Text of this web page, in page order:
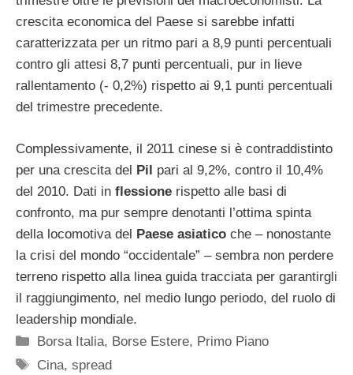
crescita economica del Paese si sarebbe infatti
caratterizzata per un ritmo pari a 8,9 punti percentuali
contro gli attesi 8,7 punti percentuali, pur in lieve
rallentamento (- 0,2%) rispetto ai 9,1 punti percentuali
del trimestre precedente.
Complessivamente, il 2011 cinese si è contraddistinto
per una crescita del Pil pari al 9,2%, contro il 10,4%
del 2010. Dati in flessione rispetto alle basi di
confronto, ma pur sempre denotanti l’ottima spinta
della locomotiva del Paese asiatico che – nonostante
la crisi del mondo “occidentale” – sembra non perdere
terreno rispetto alla linea guida tracciata per garantirgli
il raggiungimento, nel medio lungo periodo, del ruolo di
leadership mondiale.
Categorie
Borsa Italia, Borse Estere, Primo Piano
Tag
Cina,spread